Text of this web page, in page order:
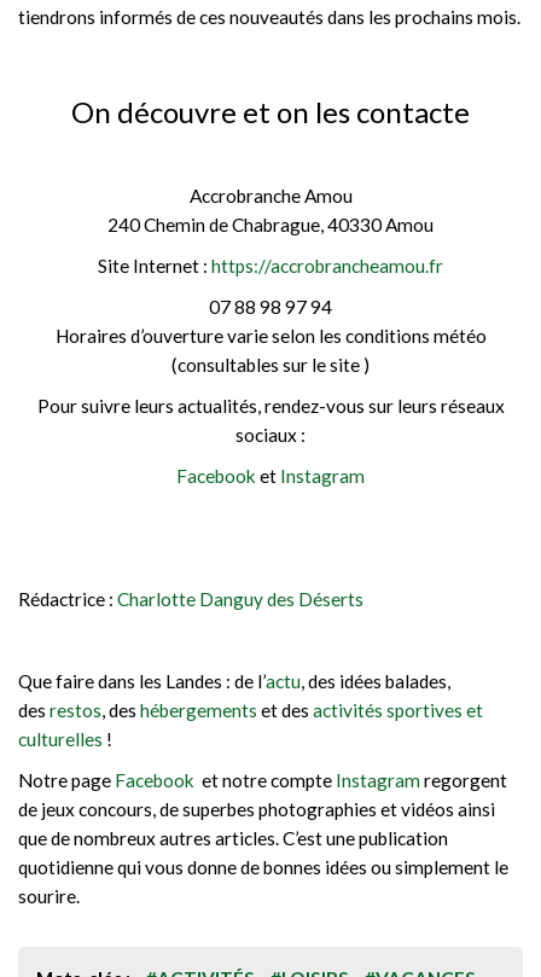
tiendrons informés de ces nouveautés dans les prochains mois.
On découvre et on les contacte
Accrobranche Amou
240 Chemin de Chabrague, 40330 Amou
Site Internet : https://accrobrancheamou.fr
07 88 98 97 94
Horaires d’ouverture varie selon les conditions météo
(consultables sur le site )
Pour suivre leurs actualités, rendez-vous sur leurs réseaux
sociaux :
Facebook et Instagram
Rédactrice : Charlotte Danguy des Déserts
Que faire dans les Landes : de l’actu, des idées balades,
des restos, des hébergements et des activités sportives et
culturelles !
Notre page Facebook et notre compte Instagramregorgent
de jeux concours, de superbes photographies et vidéos ainsi
que de nombreux autres articles. C’est une publication
quotidienne qui vous donne de bonnes idées ou simplement le
sourire.